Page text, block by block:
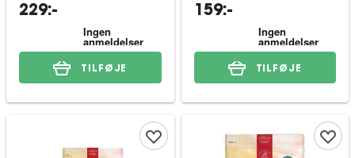
229:-
TILFØJE
159:-
TILFØJE